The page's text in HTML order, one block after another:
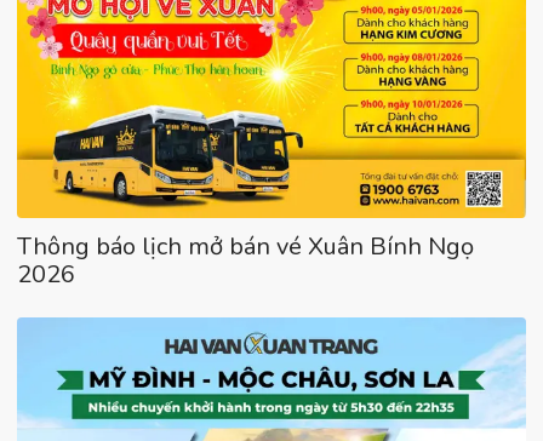
Thông báo lịch mở bán vé Xuân Bính Ngọ
2026